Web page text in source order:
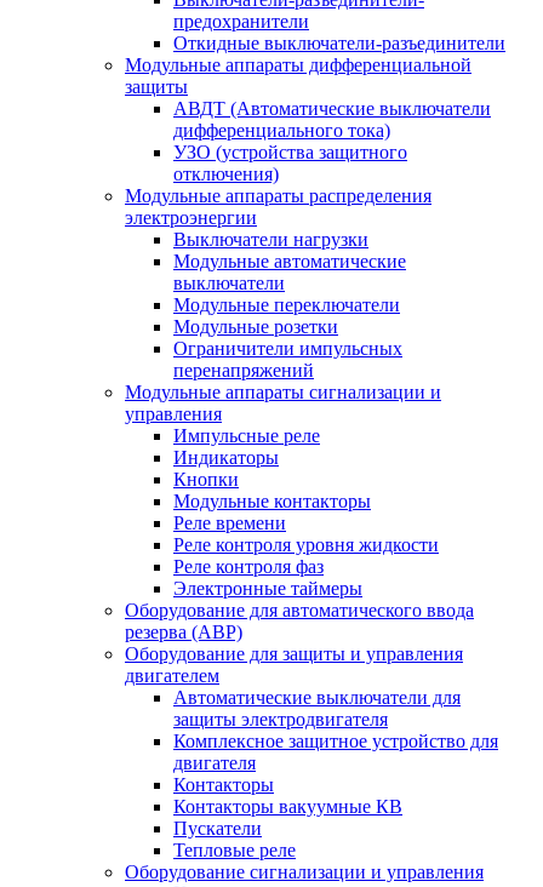
предохранители
Откидные выключатели-разъединители
Модульные аппараты дифференциальной
защиты
АВДТ (Автоматические выключатели
дифференциального тока)
УЗО (устройства защитного
отключения)
Модульные аппараты распределения
электроэнергии
Выключатели нагрузки
Модульные автоматические
выключатели
Модульные переключатели
Модульные розетки
Ограничители импульсных
перенапряжений
Модульные аппараты сигнализации и
управления
Импульсные реле
Индикаторы
Кнопки
Модульные контакторы
Реле времени
Реле контроля уровня жидкости
Реле контроля фаз
Электронные таймеры
Оборудование для автоматического ввода
резерва (АВР)
Оборудование для защиты и управления
двигателем
Автоматические выключатели для
защиты электродвигателя
Комплексное защитное устройство для
двигателя
Контакторы
Контакторы вакуумные КВ
Пускатели
Тепловые реле
Оборудование сигнализации и управления